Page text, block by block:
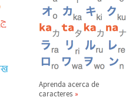
Aprenda acerca de
caracteres